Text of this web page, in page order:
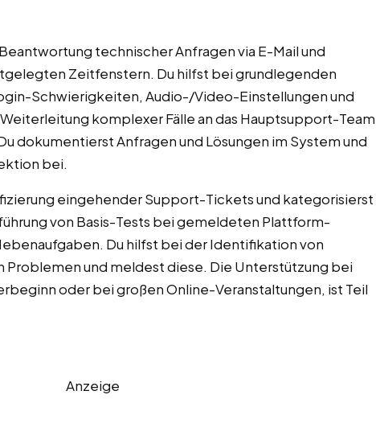
technischer Anfragen via E-Mail und
Zeitfenstern. Du hilfst bei grundlegenden
Schwierigkeiten, Audio-/Video-Einstellungen und
komplexer Fälle an das Hauptsupport-Team
dokumentierst Anfragen und Lösungen im System und
bei.
eingehender Support-Tickets und kategorisierst
von Basis-Tests bei gemeldeten Plattform-
Du hilfst bei der Identifikation von
und meldest diese. Die Unterstützung bei
oder bei großen Online-Veranstaltungen, ist Teil
Anzeige